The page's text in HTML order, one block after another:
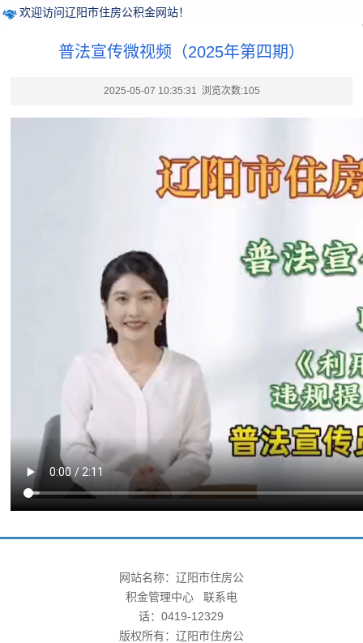
欢迎访问辽阳市住房公积金网站！
普法宣传微视频（2025年第四期）
2025-05-07 10:35:31 浏览次数:105
网站名称：辽阳市住房公
积金管理中心 联系电
话：0419-12329
版权所有：辽阳市住房公